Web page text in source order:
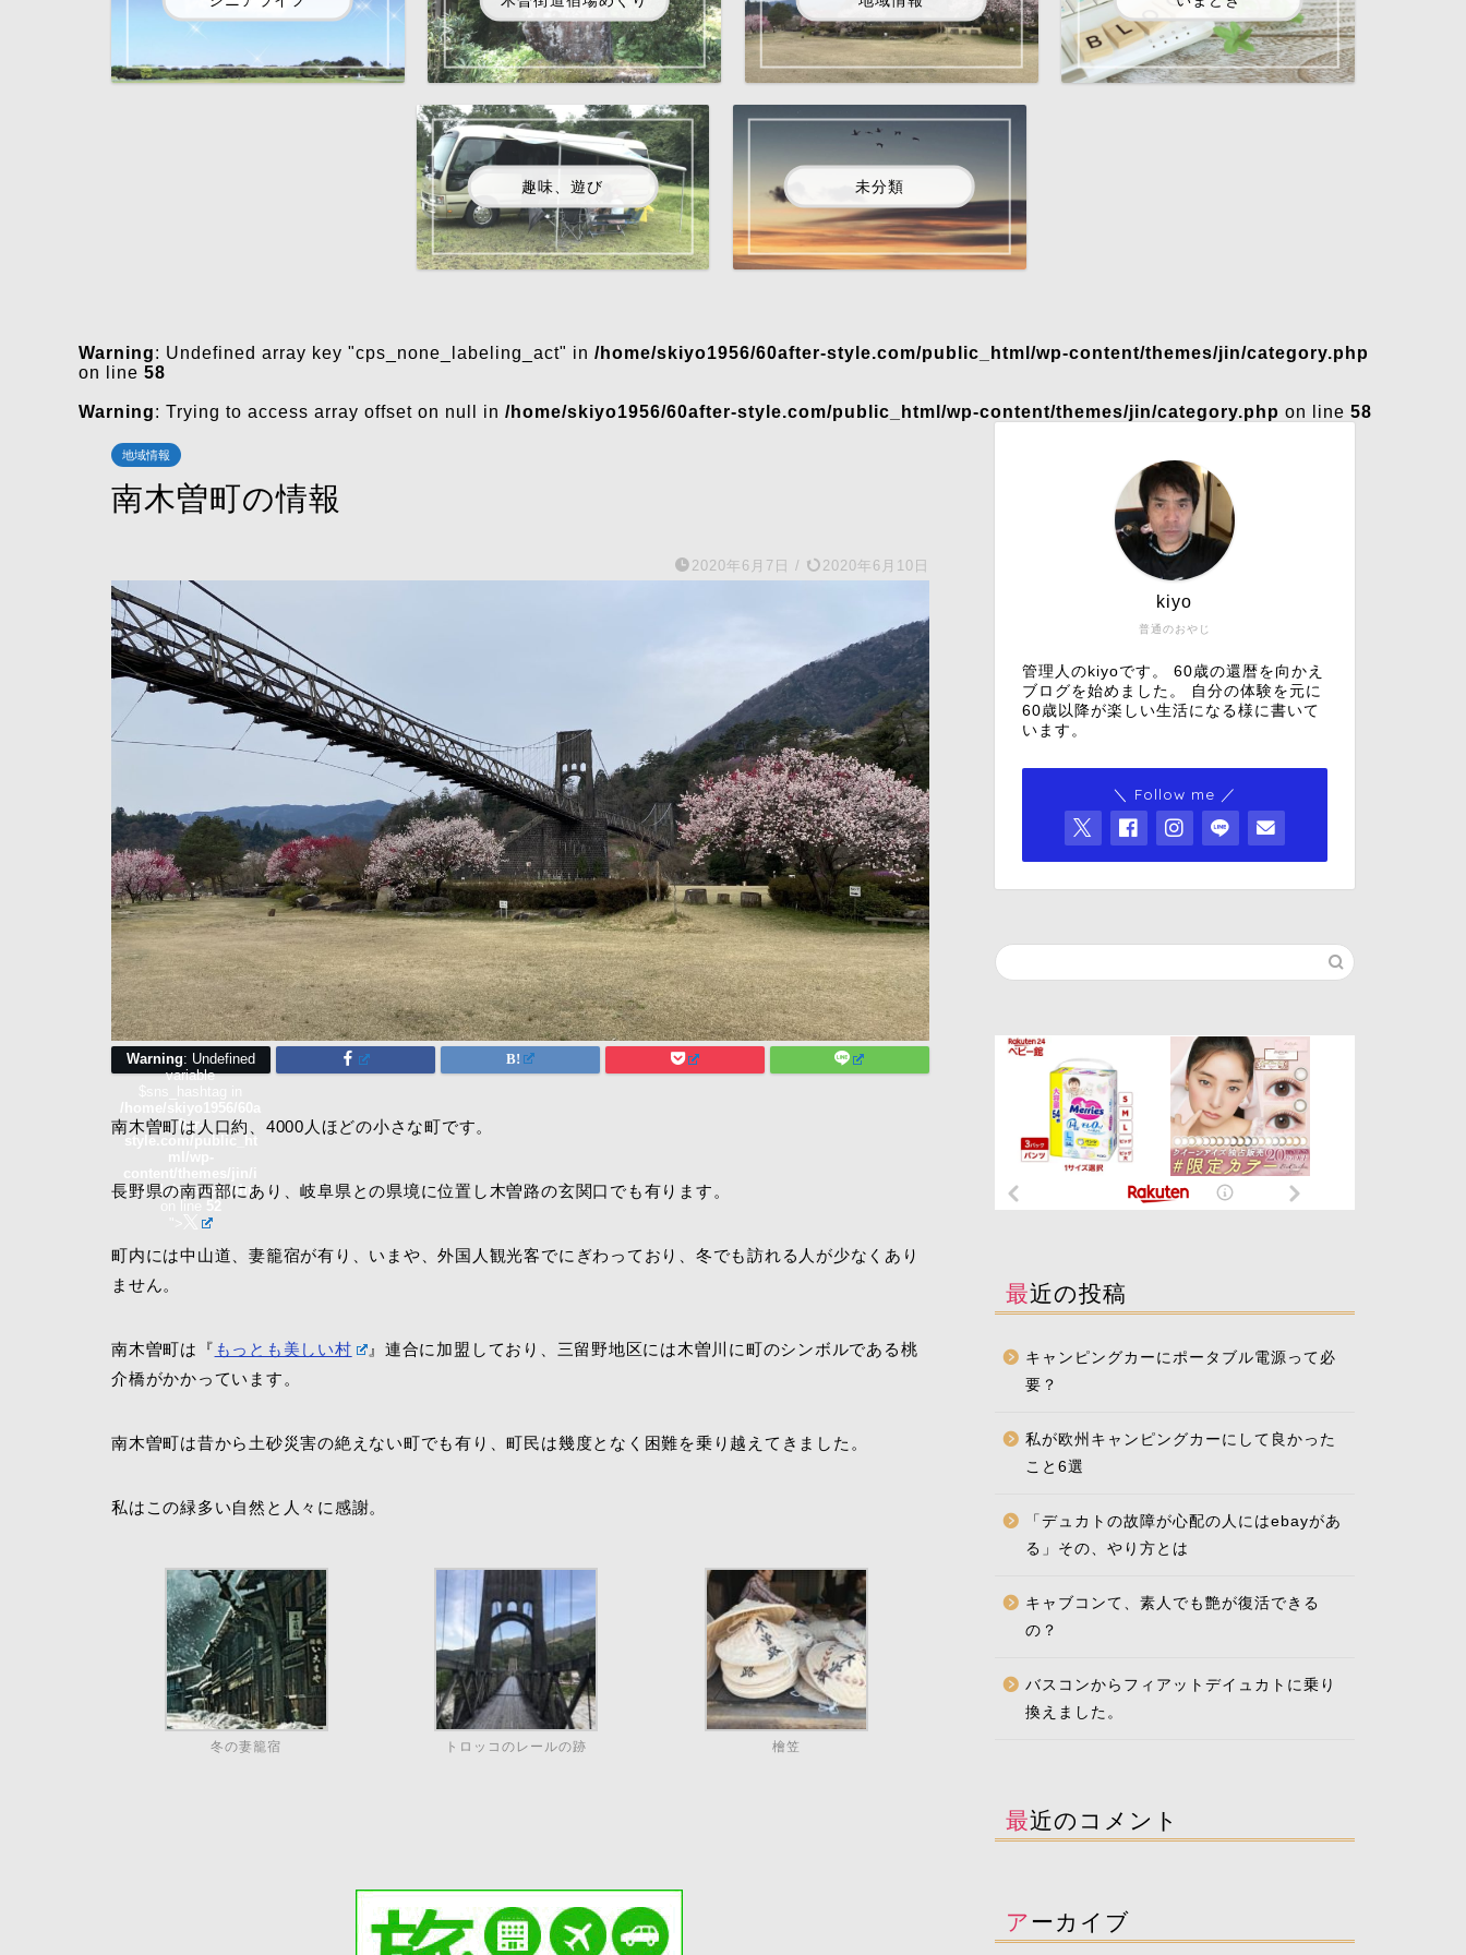
趣味、遊び 未分類
Warning: Undefined array key "cps_none_labeling_act" in /home/skiyo1956/60after-style.com/public_html/wp-content/themes/jin/category.php
on line 58
Warning: Trying to access array offset on null in /home/skiyo1956/60after-style.com/public_html/wp-content/themes/jin/category.php on line 58
地域情報
南木曽町の情報
2020年6月7日 / 2020年6月10日
Warning: Undefined
variable
fter-
style.com/public_ht
nclude/sns-top.php
南木曽町は人口約、4000人ほどの小さな町です。
長野県の南西部にあり、岐阜県との県境に位置し木曽路の玄関口でも有ります。
町内には中山道、妻籠宿が有り、いまや、外国人観光客でにぎわっており、冬でも訪れる人が少なくあり
ません。
南木曽町は『 もっとも美しい村
』連合に加盟しており、三留野地区には木曽川に町のシンボルである桃
介橋がかかっています。
南木曽町は昔から土砂災害の絶えない町でも有り、町民は幾度となく困難を乗り越えてきました。
私はこの緑多い自然と人々に感謝。
冬の妻籠宿 トロッコのレールの跡 檜笠
普通のおやじ
kiyo
管理人のkiyoです。 60歳の還暦を向かえ
ブログを始めました。 自分の体験を元に
60歳以降が楽しい生活になる様に書いて
います。
＼ Follow me ／
最近の投稿
キャンピングカーにポータブル電源って必
要？
私が欧州キャンピングカーにして良かった
こと6選
「デュカトの故障が心配の人にはebayがあ
る」その、やり方とは
キャブコンて、素人でも艶が復活できる
の？
バスコンからフィアットデイュカトに乗り
換えました。
最近のコメント
アーカイブ